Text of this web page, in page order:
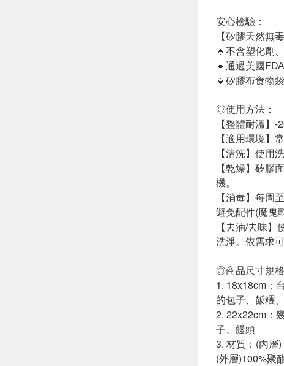
安心檢驗：
【矽膠天然無毒
🔸不含塑化劑
🔸通過美國
🔸矽膠布食物
◎使用方法：
【整體耐溫】-
【適用環境】
【清洗】使用
【乾燥】矽膠
機。
【消毒】每周
避免配件(魔鬼
【去油/去味
洗淨。依需求
◎商品尺寸規格
1. 18x18cm：
的包子、飯糰、
2. 22x22cm：
子、饅頭
3. 材質：(內層
(外層)100%聚